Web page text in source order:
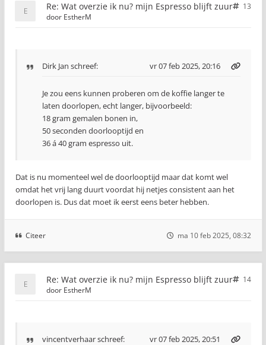
Re: Wat overzie ik nu? mijn Espresso blijft zuur
13
door EstherM
Dirk Jan schreef: vr 07 feb 2025, 20:16
Je zou eens kunnen proberen om de koffie langer te
laten doorlopen, echt langer, bijvoorbeeld:
18 gram gemalen bonen in,
50 seconden doorlooptijd en
36 á 40 gram espresso uit.
Dat is nu momenteel wel de doorlooptijd maar dat komt wel
omdat het vrij lang duurt voordat hij netjes consistent aan het
doorlopen is. Dus dat moet ik eerst eens beter hebben.
Citeer ma 10 feb 2025, 08:32
Re: Wat overzie ik nu? mijn Espresso blijft zuur
14
door EstherM
vincentverhaarschreef: vr 07 feb 2025, 20:51